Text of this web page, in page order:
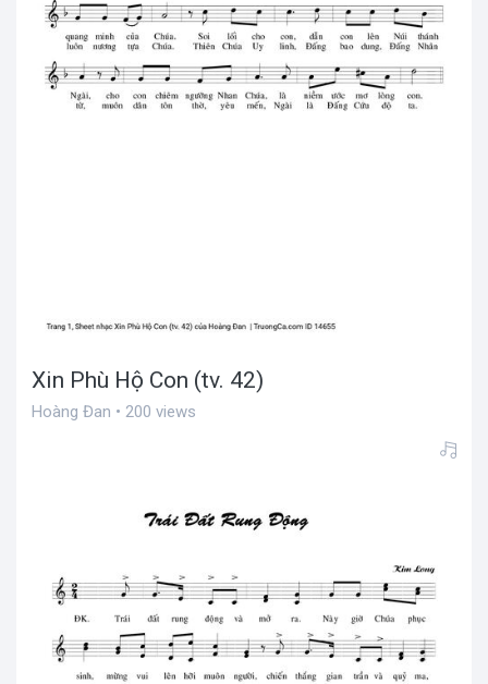
Xin Phù Hộ Con (tv. 42)
Hoàng Đan • 200 views